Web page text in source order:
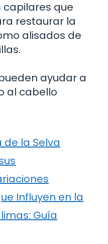
que
restaurar la
alisados de
ayudar a
al cabello
de la Selva
Influyen en la
Guía